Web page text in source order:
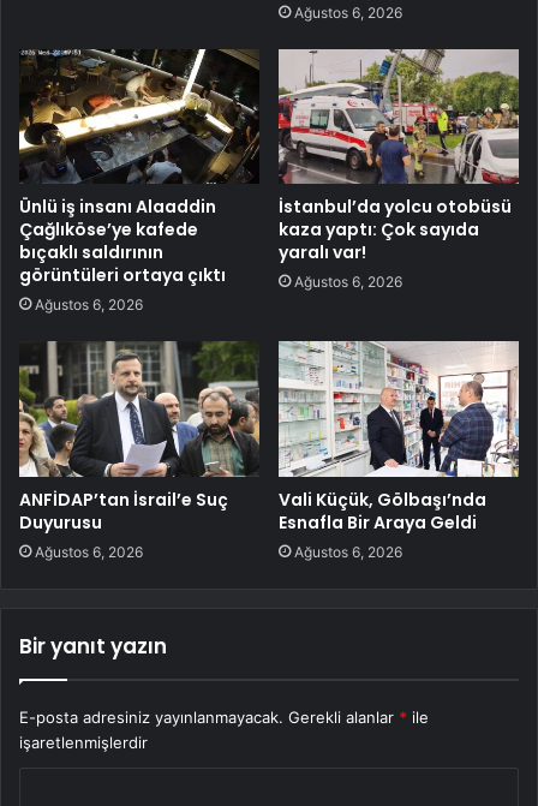
Ağustos 6, 2026
Ünlü iş insanı Alaaddin
Çağlıköse’ye kafede
bıçaklı saldırının
görüntüleri ortaya çıktı
Ağustos 6, 2026
İstanbul’da yolcu otobüsü
kaza yaptı: Çok sayıda
yaralı var!
Ağustos 6, 2026
ANFİDAP’tan İsrail’e Suç
Duyurusu
Ağustos 6, 2026
Vali Küçük, Gölbaşı’nda
Esnafla Bir Araya Geldi
Ağustos 6, 2026
Bir yanıt yazın
E-posta adresiniz yayınlanmayacak. Gerekli alanlar * ile
işaretlenmişlerdir